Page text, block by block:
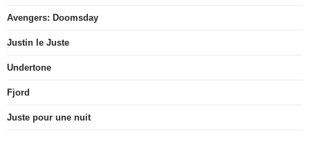
Avengers: Doomsday
Justin le Juste
Undertone
Fjord
Juste pour une nuit